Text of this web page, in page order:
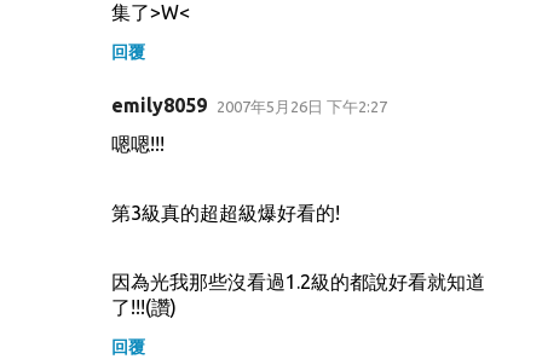
集了>W<
回覆
emily8059 2007年5月26日 下午2:27
嗯嗯!!!
第3級真的超超級爆好看的!
因為光我那些沒看過1.2級的都說好看就知道
了!!!(讚)
回覆